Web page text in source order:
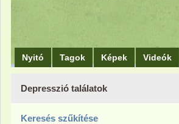
Nyitó Tagok Képek Videók
Depresszió találatok
Keresés szűkítése